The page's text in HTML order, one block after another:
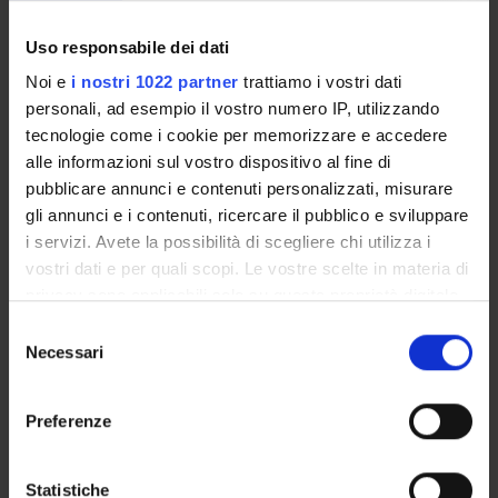
Uso responsabile dei dati
Noi e i nostri 1022 partner trattiamo i vostri dati
personali, ad esempio il vostro numero IP, utilizzando
tecnologie come i cookie per memorizzare e accedere
alle informazioni sul vostro dispositivo al fine di
pubblicare annunci e contenuti personalizzati, misurare
gli annunci e i contenuti, ricercare il pubblico e sviluppare
i servizi. Avete la possibilità di scegliere chi utilizza i
vostri dati e per quali scopi. Le vostre scelte in materia di
modificare o revocare il proprio consenso in qualsiasi
momento dalla Dichiarazione sui cookie o facendo clic
raccogliere informazioni sulla tua posizione
delNecessari
Preferenze
Statistiche
Degree class : CSS - Classe generica per il
conseguimento della specializzazione per le
attività di sostegno didattico
Location : Verona
Corso di formazione per il conseguimento
della specializzazione per le attività di
sostegno didattico agli alunni con disabilità